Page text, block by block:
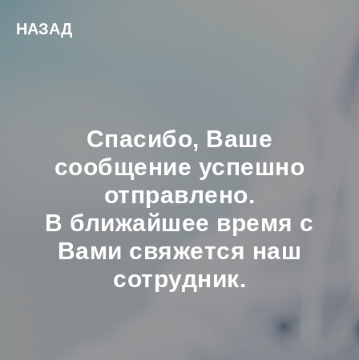
НАЗАД
Спасибо, Ваше
сообщение успешно
отправлено.
В ближайшее время с
Вами свяжется наш
сотрудник.